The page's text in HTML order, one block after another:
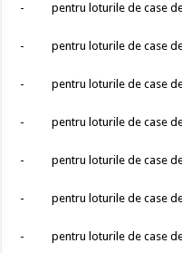
- pentru loturile de case de
- pentru loturile de case de
- pentru loturile de case de
- pentru loturile de case de
- pentru loturile de case de
- pentru loturile de case de
- pentru loturile de case de